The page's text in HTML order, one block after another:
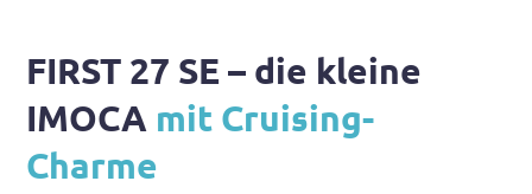
YACHT
FIRST 27 SE – die kleine
IMOCA mit Cruising-
Charme